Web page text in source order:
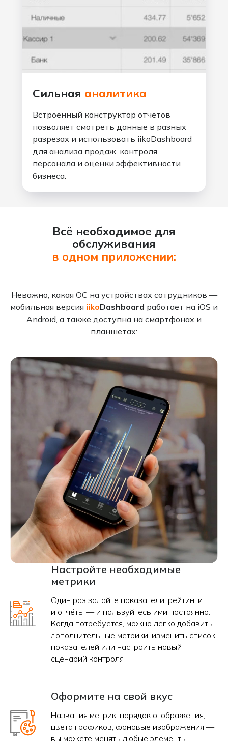
Сильная аналитика
Встроенный конструктор отчётов
позволяет смотреть данные в разных
разрезах и использовать iikoDashboard
для анализа продаж, контроля
персонала и оценки эффективности
бизнеса.
Всё необходимое для
обслуживания
в одном приложении:
Неважно, какая ОС на устройствах сотрудников —
мобильная версия iikoDashboard работает на iOS и
Android, а также доступна на смартфонах и
планшетах:
Настройте необходимые
метрики
Один раз задайте показатели, рейтинги
и отчёты — и пользуйтесь ими постоянно.
Когда потребуется, можно легко добавить
дополнительные метрики, изменить список
показателей или настроить новый
сценарий контроля
Оформите на свой вкус
Названия метрик, порядок отображения,
цвета графиков, фоновые изображения —
вы можете менять любые элементы